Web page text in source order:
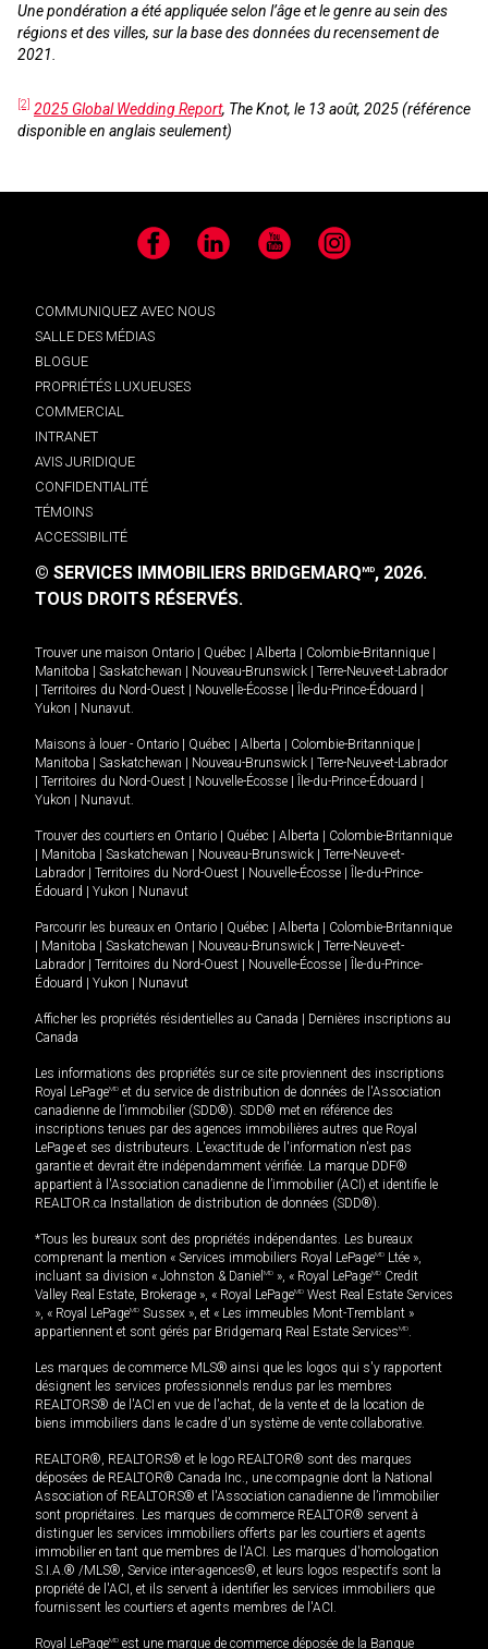
Une pondération a été appliquée selon l’âge et le genre au sein des
régions et des villes, sur la base des données du recensement de
2021.
[2] 2025 Global Wedding Report, The Knot, le 13 août, 2025 (référence
disponible en anglais seulement)
Facebook LinkedIn YouTube Instagram
COMMUNIQUEZ AVEC NOUS
SALLE DES MÉDIAS
BLOGUE
PROPRIÉTÉS LUXUEUSES
COMMERCIAL
INTRANET
AVIS JURIDIQUE
CONFIDENTIALITÉ
TÉMOINS
ACCESSIBILITÉ
© SERVICES IMMOBILIERS BRIDGEMARQMD, 2026.
TOUS DROITS RÉSERVÉS.
Trouver une maison Ontario | Québec | Alberta | Colombie-Britannique |
Manitoba | Saskatchewan | Nouveau-Brunswick | Terre-Neuve-et-Labrador
| Territoires du Nord-Ouest | Nouvelle-Écosse | Île-du-Prince-Édouard |
Yukon | Nunavut
Maisons à louer - Ontario | Québec | Alberta | Colombie-Britannique |
Manitoba | Saskatchewan | Nouveau-Brunswick | Terre-Neuve-et-Labrador
| Territoires du Nord-Ouest | Nouvelle-Écosse | Île-du-Prince-Édouard |
Yukon | Nunavut
Trouver des courtiers en Ontario | Québec | Alberta | Colombie-Britannique
| Manitoba | Saskatchewan | Nouveau-Brunswick | Terre-Neuve-et-
Labrador | Territoires du Nord-Ouest | Nouvelle-Écosse | Île-du-Prince-
Édouard | Yukon | Nunavut
Parcourir les bureaux en Ontario | Québec | Alberta | Colombie-Britannique
| Manitoba | Saskatchewan | Nouveau-Brunswick | Terre-Neuve-et-
Labrador | Territoires du Nord-Ouest | Nouvelle-Écosse | Île-du-Prince-
Édouard | Yukon | Nunavut
Afficher les propriétés résidentielles au Canada | Dernières inscriptions au
Canada
Les informations des propriétés sur ce site proviennent des inscriptions
Royal LePageMD et du service de distribution de données de l'Association
canadienne de l’immobilier (SDD®). SDD® met en référence des
inscriptions tenues par des agences immobilières autres que Royal
LePage et ses distributeurs. L'exactitude de l'information n'est pas
garantie et devrait être indépendamment vérifiée. La marque DDF®
appartient à l'Association canadienne de l’immobilier (ACI) et identifie le
REALTOR.ca Installation de distribution de données (SDD®).
*Tous les bureaux sont des propriétés indépendantes. Les bureaux
comprenant la mention « Services immobiliers Royal LePageMD Ltée »,
incluant sa division « Johnston & Daniel MD », « Royal LePageMD Credit
Valley Real Estate, Brokerage », « Royal LePageMD West Real Estate Services
», « Royal LePageMD Sussex », et « Les immeubles Mont-Tremblant »
appartiennent et sont gérés par Bridgemarq Real Estate ServicesMD
Les marques de commerce MLS® ainsi que les logos qui s'y rapportent
désignent les services professionnels rendus par les membres
REALTORS® de l'ACI en vue de l'achat, de la vente et de la location de
biens immobiliers dans le cadre d'un système de vente collaborative.
REALTOR®, REALTORS® et le logo REALTOR® sont des marques
déposées de REALTOR® Canada Inc., une compagnie dont la National
Association of REALTORS® et l'Association canadienne de l’immobilier
sont propriétaires. Les marques de commerce REALTOR® servent à
distinguer les services immobiliers offerts par les courtiers et agents
immobilier en tant que membres de l'ACI. Les marques d'homologation
S.I.A.® /MLS®, Service inter-agences®, et leurs logos respectifs sont la
propriété de l'ACI, et ils servent à identifier les services immobiliers que
fournissent les courtiers et agents membres de l'ACI.
Royal LePageMD est une marque de commerce déposée de la Banque